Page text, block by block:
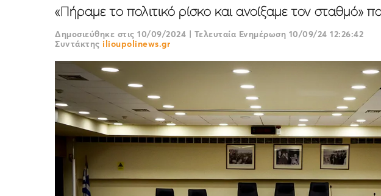
«Πήραμε το πολιτικό ρίσκο και ανοίξαμε τον σταθμό»
Δημοσιεύθηκε στις 10/09/2024 | Τελευταία Ενημέρωση 10/09/24 12:26:42
Συντάκτης ilioupolinews.gr